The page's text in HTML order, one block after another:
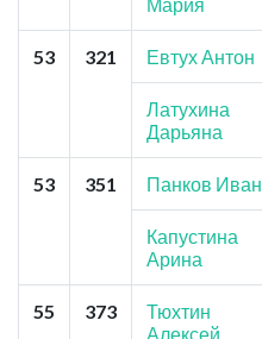
53 321 Евтух Антон
Латухина
Дарьяна
53 351 Панков Иван
Капустина
Арина
55 373
Тюхтин
Алексей